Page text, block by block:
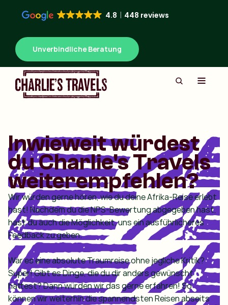
4.8 448 reviews
Unverbindliche Beratung
Inwieweit würdest
du Charlie's Travels
weiterempfehlen?
Wir würden gerne hören, wie du deine Afrika-Reise erlebt
hast! Nachdem du die NPS-Bewertung abgegeben hast,
hast du auch die Möglichkeit, uns ein ausführlicheres
Feedback zu geben.
War es eine absolute Traumreise ohne jegliche Kritik?
Super! Gibt es Dinge, die du dir anders gewünscht
hättest? Dann würden wir das gerne erfahren! So
können wir weiterhin die spannendsten Reisen abseits